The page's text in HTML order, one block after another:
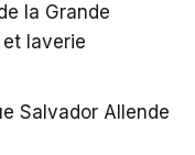
la Grande
laverie
Salvador Allende